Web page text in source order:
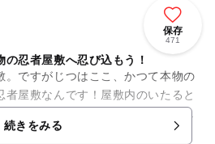
保存
471
忍者屋敷へ忍び込もう！
。ですがじつはここ、かつて本物の
者屋敷なんです！屋敷内のいたると
めの工夫が凝らされており、もちろ
“...
続きをみる